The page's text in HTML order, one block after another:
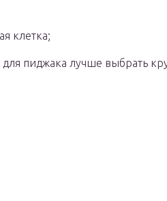
клетка;
пиджака лучше выбрать